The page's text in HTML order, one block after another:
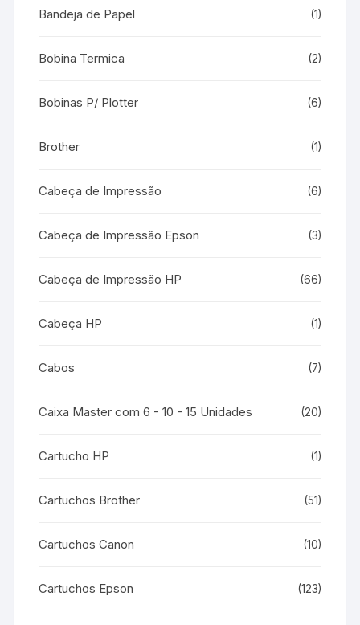
Bandeja de Papel (1)
Bobina Termica (2)
Bobinas P/ Plotter (6)
Brother (1)
Cabeça de Impressão (6)
Cabeça de Impressão Epson (3)
Cabeça de Impressão HP (66)
Cabeça HP (1)
Cabos (7)
Caixa Master com 6 - 10 - 15 Unidades (20)
Cartucho HP (1)
Cartuchos Brother (51)
Cartuchos Canon (10)
Cartuchos Epson (123)